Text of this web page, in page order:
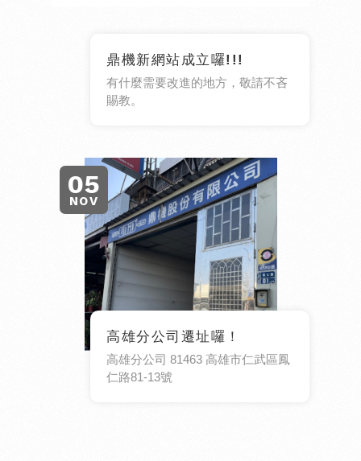
鼎機新網站成立囉!!!
有什麼需要改進的地方，敬請不吝
賜教。
05
NOV
高雄分公司遷址囉！
高雄分公司 81463 高雄市仁武區鳳
仁路81-13號